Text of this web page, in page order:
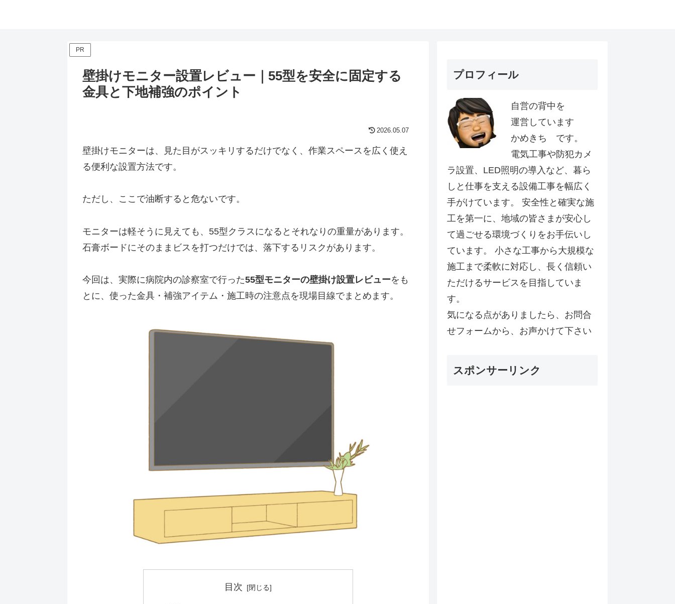
PR
壁掛けモニター設置レビュー｜55型を安全に固定する
金具と下地補強のポイント
2026.05.07
壁掛けモニターは、見た目がスッキリするだけでなく、作業スペースを広く使え
る便利な設置方法です。
ただし、ここで油断すると危ないです。
モニターは軽そうに見えても、55型クラスになるとそれなりの重量があります。
石膏ボードにそのままビスを打つだけでは、落下するリスクがあります。
今回は、実際に病院内の診察室で行った55型モニターの壁掛け設置レビューをも
とに、使った金具・補強アイテム・施工時の注意点を現場目線でまとめます。
目次
プロフィール
自営の背中を
運営しています
かめきち です。
電気工事や防犯カメ
ラ設置、LED照明の導入など、暮ら
しと仕事を支える設備工事を幅広く
手がけています。 安全性と確実な施
工を第一に、地域の皆さまが安心し
て過ごせる環境づくりをお手伝いし
ています。 小さな工事から大規模な
施工まで柔軟に対応し、長く信頼い
ただけるサービスを目指していま
す。
気になる点がありましたら、お問合
せフォームから、お声かけて下さい
スポンサーリンク